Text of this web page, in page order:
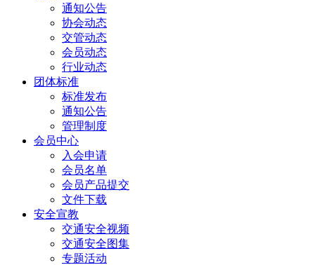
通知公告
协会动态
交管动态
会员动态
行业动态
团体标准
标准发布
通知公告
管理制度
会员中心
入会申请
会员名单
会员产品提交
文件下载
安全宣教
交通安全视频
交通安全图集
专题活动